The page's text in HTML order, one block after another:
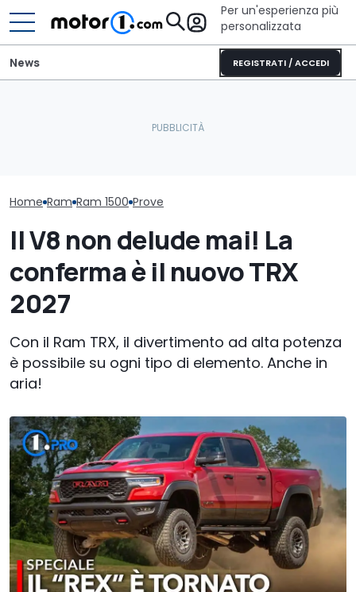
Per un'esperienza più
personalizzata
REGISTRATI / ACCEDI
News
Home Ram Ram 1500 Prove
Il V8 non delude mai! La
conferma è il nuovo TRX
2027
Con il Ram TRX, il divertimento ad alta potenza
è possibile su ogni tipo di elemento. Anche in
aria!